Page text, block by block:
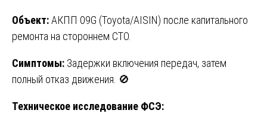
Объект:АКПП 09G (Toyota/AISIN) после капитального
ремонта на стороннем СТО.
Симптомы: Задержки включения передач, затем
полный отказ движения. 🚫
Техническое исследование ФСЭ: